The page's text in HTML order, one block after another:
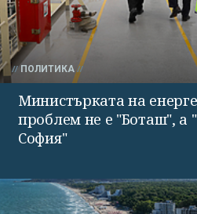
ПОЛИТИКА
Министърката на
проблем не е "Боташ", а
София"